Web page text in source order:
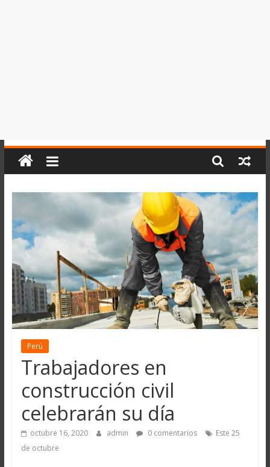
Perú
Trabajadores en
construcción civil
celebrarán su día
octubre 16, 2020 admin 0 comentarios
Este 25
de octubre